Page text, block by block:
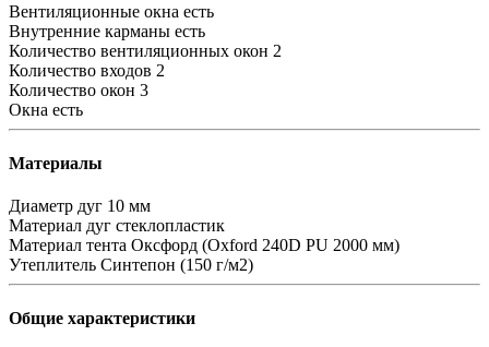
Вентиляционные окна есть
Внутренние карманы есть
Количество вентиляционных окон 2
Количество входов 2
Количество окон 3
Окна есть
Материалы
Диаметр дуг 10 мм
Материал дуг стеклопластик
Материал тента Оксфорд (Oxford 240D PU 2000 мм)
Утеплитель Синтепон (150 г/м2)
Общие характеристики